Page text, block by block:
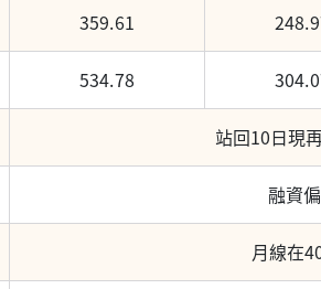
359.61
534.78
站回10日現
融資
月線在